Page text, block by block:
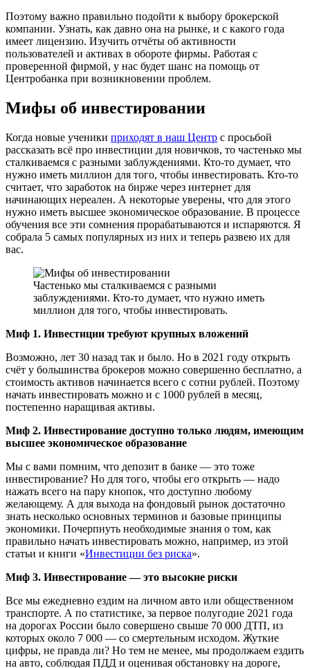
Поэтому важно правильно подойти к выбору брокерской
компании. Узнать, как давно она на рынке, и с какого года
имеет лицензию. Изучить отчёты об активности
пользователей и активах в обороте фирмы. Работая с
проверенной фирмой, у нас будет шанс на помощь от
Центробанка при возникновении проблем.
Мифы об инвестировании
Когда новые ученики приходят в наш Центр с просьбой
рассказать всё про инвестиции для новичков, то частенько мы
сталкиваемся с разными заблуждениями. Кто-то думает, что
нужно иметь миллион для того, чтобы инвестировать. Кто-то
считает, что заработок на бирже через интернет для
начинающих нереален. А некоторые уверены, что для этого
нужно иметь высшее экономическое образование. В процессе
обучения все эти сомнения прорабатываются и испаряются. Я
собрала 5 самых популярных из них и теперь развею их для
вас.
Частенько мы сталкиваемся с разными
заблуждениями. Кто-то думает, что нужно иметь
миллион для того, чтобы инвестировать.
Миф 1. Инвестиции требуют крупных вложений
Возможно, лет 30 назад так и было. Но в 2021 году открыть
счёт у большинства брокеров можно совершенно бесплатно, а
стоимость активов начинается всего с сотни рублей. Поэтому
начать инвестировать можно и с 1000 рублей в месяц,
постепенно наращивая активы.
Миф 2. Инвестирование доступно только людям, имеющим
высшее экономическое образование
Мы с вами помним, что депозит в банке — это тоже
инвестирование? Но для того, чтобы его открыть — надо
нажать всего на пару кнопок, что доступно любому
желающему. А для выхода на фондовый рынок достаточно
знать несколько основных терминов и базовые принципы
экономики. Почерпнуть необходимые знания о том, как
правильно начать инвестировать можно, например, из этой
статьи и книги «Инвестиции без риска».
Миф 3. Инвестирование — это высокие риски
Все мы ежедневно ездим на личном авто или общественном
транспорте. А по статистике, за первое полугодие 2021 года
на дорогах России было совершено свыше 70 000 ДТП, из
которых около 7 000 — со смертельным исходом. Жуткие
цифры, не правда ли? Но тем не менее, мы продолжаем ездить
на авто, соблюдая ПДД и оценивая обстановку на дороге,